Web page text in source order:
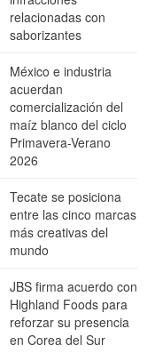
relacionadas con
saborizantes
México e industria
acuerdan
comercialización del
maíz blanco del ciclo
Primavera-Verano
2026
Tecate se posiciona
entre las cinco marcas
más creativas del
mundo
JBS firma acuerdo con
Highland Foods para
reforzar su presencia
en Corea del Sur